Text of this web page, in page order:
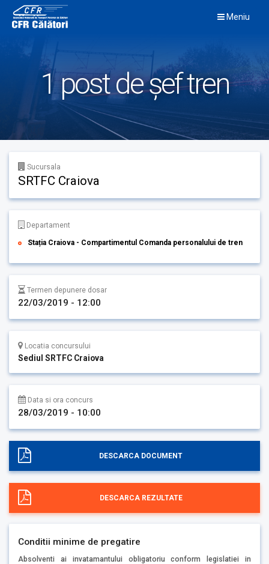
content
Meniu
1 post de șef tren
Sucursala
SRTFC Craiova
Departament
Stația Craiova - Compartimentul Comanda personalului de tren
Termen depunere dosar
22/03/2019 - 12:00
Locatia concursului
Sediul SRTFC Craiova
Data si ora concurs
28/03/2019 - 10:00
DESCARCA DOCUMENT
DESCARCA REZULTATE
Conditii minime de pregatire
Absolventi ai invatamantului obligatoriu conform legislatiei in